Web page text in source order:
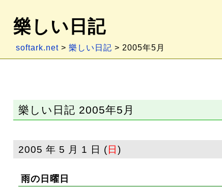
樂しい日記
softark.net > 樂しい日記 > 2005年5月
樂しい日記 2005年5月
2005 年 5 月 1 日 (日)
雨の日曜日